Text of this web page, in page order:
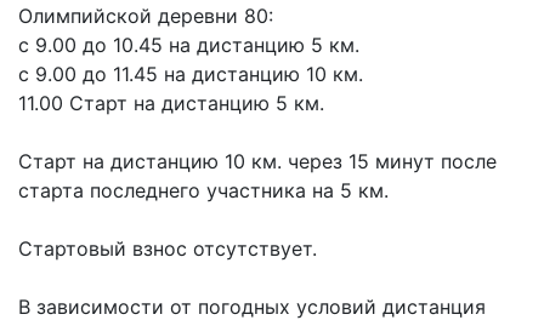
Олимпийской деревни 80:
с 9.00 до 10.45 на дистанцию 5 км.
с 9.00 до 11.45 на дистанцию 10 км.
11.00 Старт на дистанцию 5 км.
Старт на дистанцию 10 км. через 15 минут после
старта последнего участника на 5 км.
Стартовый взнос отсутствует.
В зависимости от погодных условий дистанция